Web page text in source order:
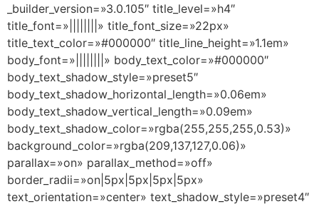
_builder_version=»3.0.105″ title_level=»h4″
title_font=»||||||||» title_font_size=»22px»
title_text_color=»#000000″ title_line_height=»1.1em»
body_font=»||||||||» body_text_color=»#000000″
body_text_shadow_style=»preset5″
body_text_shadow_horizontal_length=»0.06em»
body_text_shadow_vertical_length=»0.09em»
body_text_shadow_color=»rgba(255,255,255,0.53)»
background_color=»rgba(209,137,127,0.06)»
parallax=»on» parallax_method=»off»
border_radii=»on|5px|5px|5px|5px»
text_orientation=»center» text_shadow_style=»preset4″